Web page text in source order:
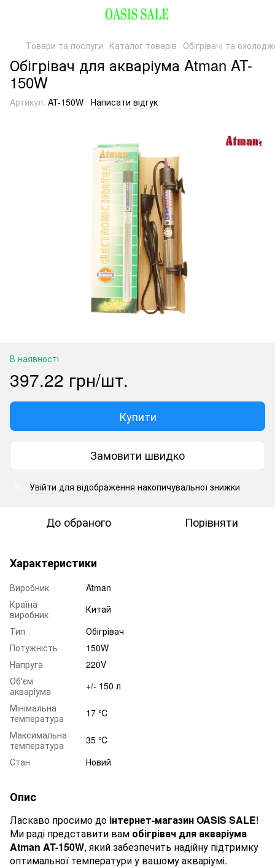
Товари та послуги Каталог товарів Обігрівачі та
Обігрівач для акваріума Atman AT-
150W
Артикул: AT-150W Написати відгук
В наявності
397.22 грн/шт.
Купити
Замовити швидко
Увійти для відображення накопичувальної знижки
До обраного Порівняти
Характеристики
Виробник
Atman
Країна
виробник
Китай
Тип
Обігрівач
Потужність
150W
Напруга
220V
Об'єм
акваріума
+/- 150 л
Мінімальна
температура
17 ℃
Максимальна
температура
35 ℃
Стан
Новий
Опис
Ласкаво просимо до інтернет-магазин OASIS SALE!
Ми раді представити вам обігрівач для акваріума
Atman AT-150W, який забезпечить надійну підтримку
оптимальної температури у вашому акваріумі.